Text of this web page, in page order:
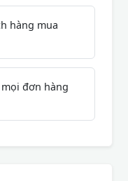
hàng mua
đơn hàng